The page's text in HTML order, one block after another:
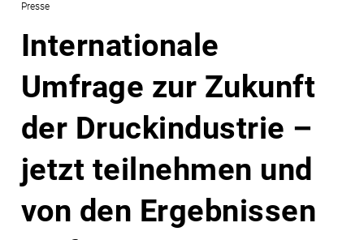
Presse
Internationale
Umfrage zur Zukunft
der Druckindustrie –
jetzt teilnehmen und
von den Ergebnissen